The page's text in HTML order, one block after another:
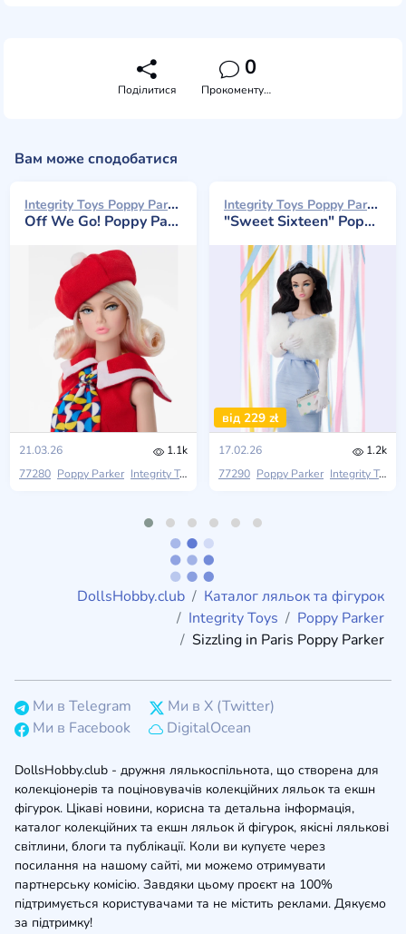
Поділитися
0
Прокоментувати
Вам може сподобатися
Integrity Toys Poppy Parker 2026
Off We Go! Poppy Parker
21.03.26
1.1k
77280 Poppy Parker Integrity Toys 2026 W Club
Integrity Toys Poppy Parker 2026
"Sweet Sixteen" Poppy Parker
від 229 zł
17.02.26
1.2k
77290 Poppy Parker Integrity Toys
DollsHobby.club
Каталог ляльок та фігурок
Integrity Toys
Poppy Parker
Sizzling in Paris Poppy Parker
Ми в Telegram
Ми в X (Twitter)
Ми в Facebook
DigitalOcean
DollsHobby.club - дружня лялькоспільнота, що створена для
колекціонерів та поціновувачів колекційних ляльок та екшн
фігурок. Цікаві новини, корисна та детальна інформація,
каталог колекційних та екшн ляльок й фігурок, якісні лялькові
світлини, блоги та публікації. Коли ви купуєте через
посилання на нашому сайті, ми можемо отримувати
партнерську комісію. Завдяки цьому проєкт на 100%
підтримується користувачами та не містить реклами. Дякуємо
за підтримку!